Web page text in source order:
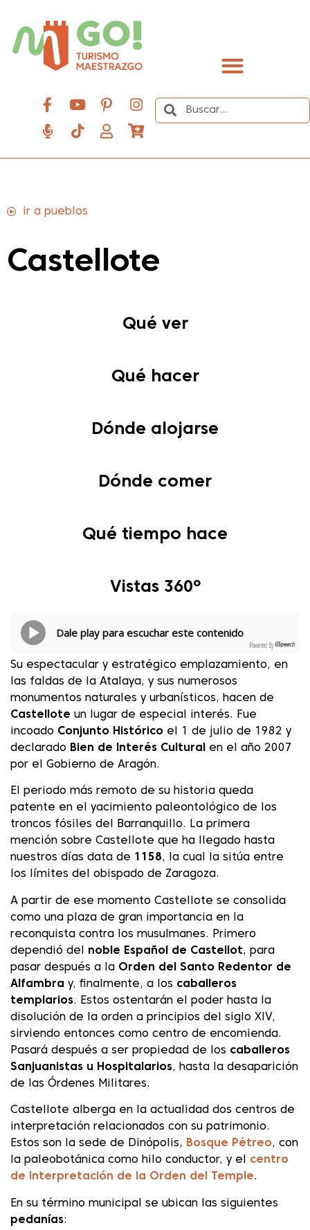
ir a pueblos
Castellote
Qué ver
Qué hacer
Dónde alojarse
Dónde comer
Qué tiempo hace
Vistas 360º
Dale play para escuchar este contenido
Powered By GSpeech
Su espectacular y estratégico emplazamiento, en
las faldas de la Atalaya, y sus numerosos
monumentos naturales y urbanísticos, hacen de
Castellote un lugar de especial interés. Fue
incoado Conjunto Histórico el 1 de julio de 1982 y
declarado Bien de Interés Cultural
en el año 2007
por el Gobierno de Aragón.
El periodo más remoto de su historia queda
patente en el yacimiento paleontológico de los
troncos fósiles del Barranquillo. La primera
mención sobre Castellote que ha llegado hasta
nuestros días data de 1158, la cual la sitúa entre
los límites del obispado de Zaragoza.
A partir de ese momento Castellote se consolida
como una plaza de gran importancia en la
reconquista contra los musulmanes. Primero
dependió del noble Español de Castellot, para
pasar después a la Orden del Santo Redentor de
Alfambra y, finalmente, a los caballeros
templarios. Estos ostentarán el poder hasta la
disolución de la orden a principios del siglo XIV,
sirviendo entonces como centro de encomienda.
Pasará después a ser propiedad de los caballeros
Sanjuanistas u Hospitalarios, hasta la desaparición
de las Órdenes Militares.
Castellote alberga en la actualidad dos centros de
interpretación relacionados con su patrimonio.
Estos son la sede de Dinópolis,
Bosque Pétreo, con
la paleobotánica como hilo conductor, y el centro
de Interpretación de la Orden del Temple.
En su término municipal se ubican las siguientes
pedanías: